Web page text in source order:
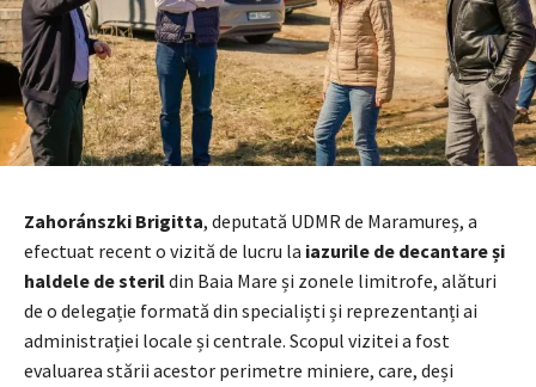
Zahoránszki Brigitta, deputată UDMR de Maramureș, a
efectuat recent o vizită de lucru la iazurile de decantare și
haldele de sterildin Baia Mare și zonele limitrofe, alături
de o delegație formată din specialiști și reprezentanți ai
administrației locale și centrale. Scopul vizitei a fost
evaluarea stării acestor perimetre miniere, care, deși